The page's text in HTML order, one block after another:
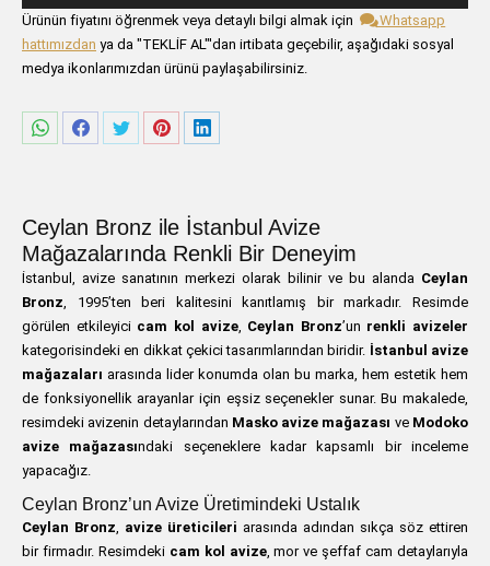
Lütfen aşağıdaki formu alanlarını doldurunuz.
Ürünün fiyatını öğrenmek veya detaylı bilgi almak için
Whatsapp
hattımızdan ya da "TEKLİF AL"'dan irtibata geçebilir, aşağıdaki sosyal
medya ikonlarımızdan ürünü paylaşabilirsiniz.
ShareShareShareShareShare
Ceylan Bronz ile İstanbul Avize
Mağazalarında Renkli Bir Deneyim
İstanbul, avize sanatının merkezi olarak bilinir ve bu alanda Ceylan
Bronz, 1995’ten beri kalitesini kanıtlamış bir markadır. Resimde
görülen etkileyici cam kol avize, Ceylan Bronz’un renkli avizeler
kategorisindeki en dikkat çekici tasarımlarından biridir. İstanbul avize
mağazaları arasında lider konumda olan bu marka, hem estetik hem
de fonksiyonellik arayanlar için eşsiz seçenekler sunar. Bu makalede,
resimdeki avizenin detaylarından Masko avize mağazası ve Modoko
avize mağazasındaki seçeneklere kadar kapsamlı bir inceleme
yapacağız.
Ceylan Bronz’un Avize Üretimindeki Ustalık
Ceylan Bronz, avize üreticileri arasında adından sıkça söz ettiren
bir firmadır. Resimdeki cam kol avize, mor ve şeffaf cam detaylarıyla